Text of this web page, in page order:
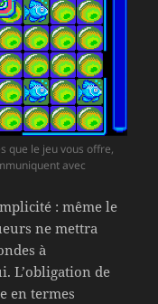
que le jeu vous offre,
avec
: même le
ne mettra
à
L’obligation de
en termes